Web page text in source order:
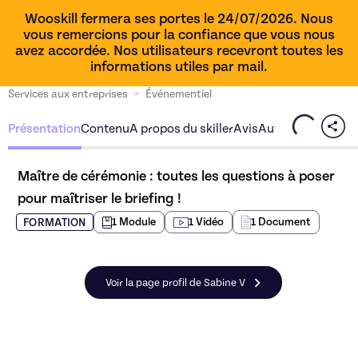
Wooskill fermera ses portes le 24/07/2026. Nous
vous remercions pour la confiance que vous nous
avez accordée. Nos utilisateurs recevront toutes les
informations utiles par mail.
Services aux entreprises > Événementiel
PrésentationContenuA propos du skillerAvisAutres offres du
Maître de cérémonie : toutes les questions à poser
pour maîtriser le briefing !
FORMATION 1Module 1Vidéo 1Document
Voir la page profil de Sabine V